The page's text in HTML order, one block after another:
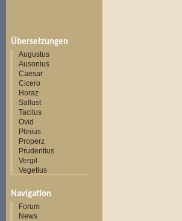
Übersetzungen
Augustus
Ausonius
Caesar
Cicero
Horaz
Sallust
Tacitus
Ovid
Plinius
Properz
Prudentius
Vergil
Vegetius
Navigation
Forum
News